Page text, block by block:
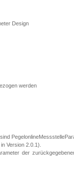
Design
werden
Version 2.0.1).
der